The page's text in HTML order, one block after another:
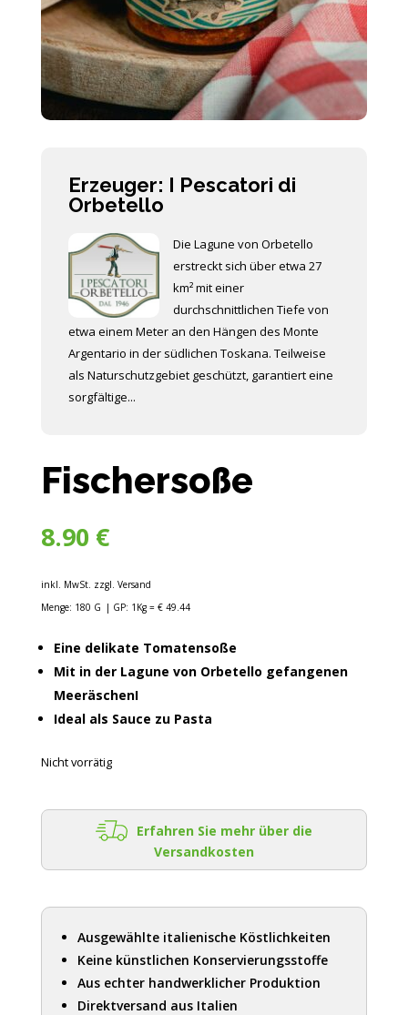
Erzeuger: I Pescatori di
Orbetello
Die Lagune von Orbetello
erstreckt sich über etwa 27
km² mit einer
durchschnittlichen Tiefe von
etwa einem Meter an den Hängen des Monte
Argentario in der südlichen Toskana. Teilweise
als Naturschutzgebiet geschützt, garantiert eine
sorgfältige...
Fischersoße
8.90 €
inkl. MwSt. zzgl. Versand
Menge: 180 G | GP: 1Kg = € 49.44
Eine delikate Tomatensoße
Mit in der Lagune von Orbetello gefangenen
MeeräschenI
Ideal als Sauce zu Pasta
Nicht vorrätig
Erfahren Sie mehr über die
Versandkosten
Ausgewählte italienische Köstlichkeiten
Keine künstlichen Konservierungsstoffe
Aus echter handwerklicher Produktion
Direktversand aus Italien